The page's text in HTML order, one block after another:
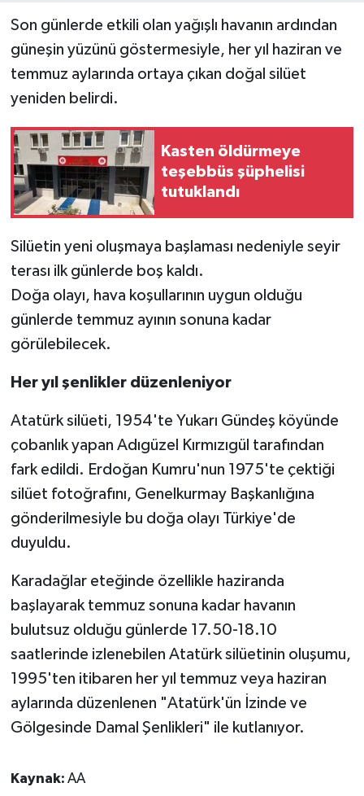
Son günlerde etkili olan yağışlı havanın ardından
güneşin yüzünü göstermesiyle, her yıl haziran ve
temmuz aylarında ortaya çıkan doğal silüet
yeniden belirdi.
Kasten öldürmeye
teşebbüs şüphelisi
tutuklandı
Silüetin yeni oluşmaya başlaması nedeniyle seyir
terası ilk günlerde boş kaldı.
Doğa olayı, hava koşullarının uygun olduğu
günlerde temmuz ayının sonuna kadar
görülebilecek.
Her yıl şenlikler düzenleniyor
Atatürk silüeti, 1954'te Yukarı Gündeş köyünde
çobanlık yapan Adıgüzel Kırmızıgül tarafından
fark edildi. Erdoğan Kumru'nun 1975'te çektiği
silüet fotoğrafını, Genelkurmay Başkanlığına
gönderilmesiyle bu doğa olayı Türkiye'de
duyuldu.
Karadağlar eteğinde özellikle haziranda
başlayarak temmuz sonuna kadar havanın
bulutsuz olduğu günlerde 17.50-18.10
saatlerinde izlenebilen Atatürk silüetinin oluşumu,
1995'ten itibaren her yıl temmuz veya haziran
aylarında düzenlenen "Atatürk'ün İzinde ve
Gölgesinde Damal Şenlikleri" ile kutlanıyor.
Kaynak: AA